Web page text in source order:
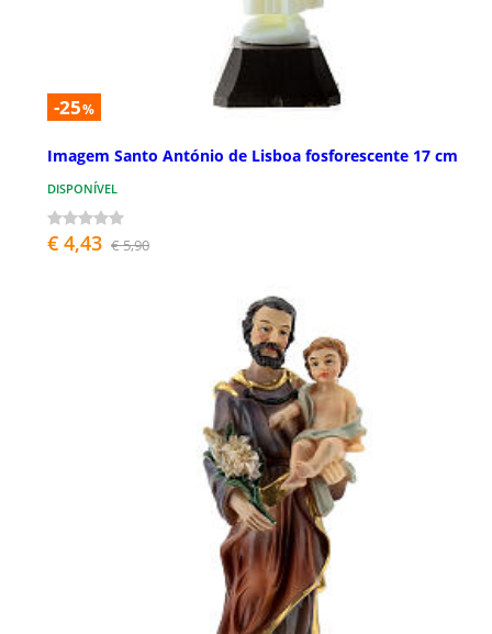
-25%
Imagem Santo António de Lisboa fosforescente 17 cm
DISPONÍVEL
€ 4,43 € 5,90